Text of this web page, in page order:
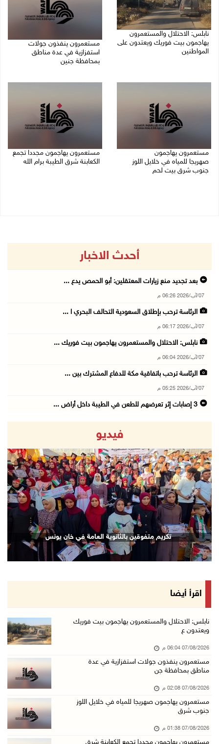
نابلس: الاحتلال والمستعمرون
يهاجمون بيت فوريك ويعتدون على
المواطنين
مستعمرون ينفذون جولات
استفزازية في عدة مناطق
بمحافظة جنين
مستعمرون يهاجمون
صهريجا للمياه في خلايل اللوز
جنوب شرق بيت لحم
مستعمرون يهاجمون مجددا تجمع
الكعابنة شرق الطيبة برام الله
أحدث الاخبار
بعد تجديد منع زيارات المعتقلين: أبو الحمص يدع ...
07/آب/2026 06:26 م
الرئاسة ترحب بإطلاق السعودية التحالف البحري ا ...
07/آب/2026 06:17 م
نابلس: الاحتلال والمستعمرون يهاجمون بيت فوريك ...
07/آب/2026 06:04 م
الرئاسة ترحب باتفاقية مكة للدفاع المشترك بين ...
07/آب/2026 05:25 م
3 إصابات إثر تعرضهم للطعن في الطيبة داخل أراض ...
بيروت: اللجنة الفنية للمجلس الوطني تناقش التر ...
07/آب/2026 03:31 م
السعودية وتركيا وباكستان توقع اتفاقية مكة للد ...
07/آب/2026 02:38 م
70 ألفا يؤدون صلاة الجمعة في المسجد الأقصى
07/آب/2026 02:29 م
الرئاسة تدين الهجمات الصاروخية على المملكة ال ...
07/آب/2026 02:19 م
مستعمرون ينفذون جولات استفزازية في عدة مناطق ...
أمين عام الجامعة العربية يحذر من نهج إسرائيل ...
مستعمرون يهاجمون صهريجا للمياه في خلايل اللوز ...
07/آب/2026 01:38 م
مستعمرون يهاجمون مجددا تجمع الكعابنة شرق الطي ...
07/آب/2026 12:08 م
أسعار النفط تواصل الصعود وسط مخاوف بشأن مستقب ...
الذهب يتجه لأفضل أداء أسبوعي منذ كانون الثاني
07/آب/2026 10:12 ص
فيديو
تكريم متفوقين بالثانوية العامة في خان يونس
Next
اقرأ أيضا
نابلس: الاحتلال والمستعمرون يهاجمون بيت فوريك
ويعتدون ع
07/08/2026 06:04 م
مستعمرون ينفذون جولات استفزازية في عدة
مناطق بمحافظة جن
07/08/2026 02:08 م
مستعمرون يهاجمون صهريجا للمياه في خلايل اللوز
جنوب شرق
07/08/2026 01:38 م
مستعمرون يهاجمون مجددا تجمع الكعابنة شرق